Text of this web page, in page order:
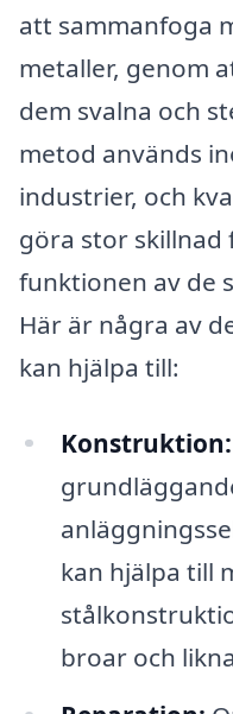
att sammanfoga
metaller, genom
dem svalna och
metod används
industrier, och
göra stor
funktionen av de
Här är några av
kan hjälpa till:
Konstruktion:
kan hjälpa till
broar och